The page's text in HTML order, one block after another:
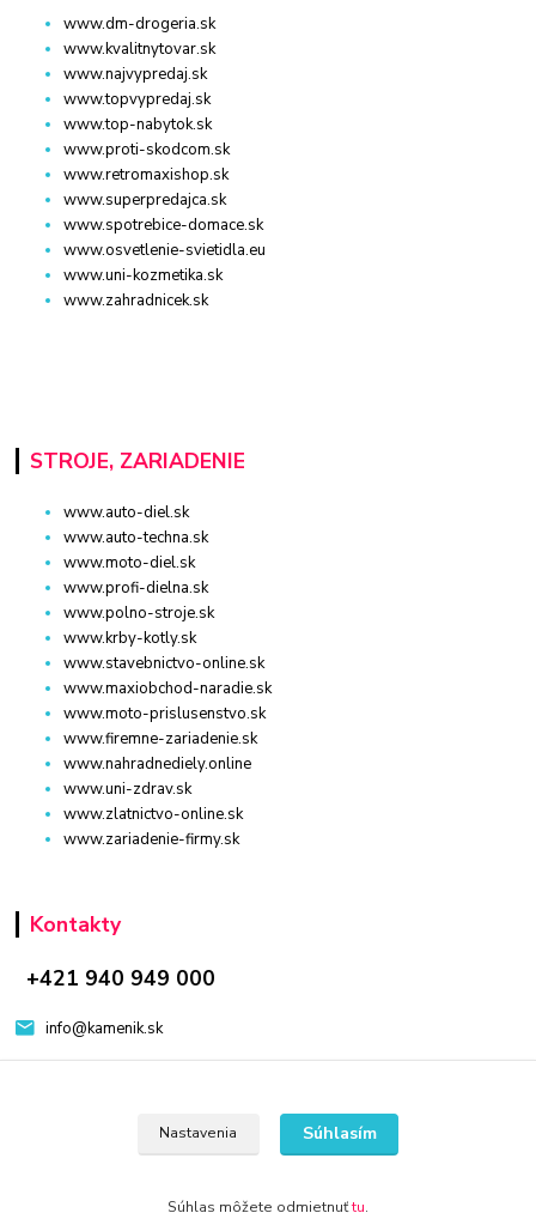
www.dm-drogeria.sk
www.kvalitnytovar.sk
www.najvypredaj.sk
www.topvypredaj.sk
www.top-nabytok.sk
www.proti-skodcom.sk
www.retromaxishop.sk
www.superpredajca.sk
www.spotrebice-domace.sk
www.osvetlenie-svietidla.eu
www.uni-kozmetika.sk
www.zahradnicek.sk
STROJE, ZARIADENIE
www.auto-diel.sk
www.auto-techna.sk
www.moto-diel.sk
www.profi-dielna.sk
www.polno-stroje.sk
www.krby-kotly.sk
www.stavebnictvo-online.sk
www.maxiobchod-naradie.sk
www.moto-prislusenstvo.sk
www.firemne-zariadenie.sk
www.nahradnediely.online
www.uni-zdrav.sk
www.zlatnictvo-online.sk
www.zariadenie-firmy.sk
Kontakty
+421 940 949 000
info@kamenik.sk
© 2024 Všetky práva vyhradené KAMENIK.SK
Nastavenia Súhlasím
Súhlas môžete odmietnuťtu.